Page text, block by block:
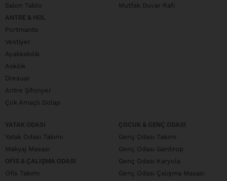
Salon Tablo
ANTRE & HOL
Portmanto
Vestiyer
Ayakkabılık
Askılık
Dresuar
Antre Şifonyer
Çok Amaçlı Dolap
Mutfak Duvar Rafı
YATAK ODASI
Yatak Odası Takımı
Makyaj Masası
OFIS & ÇALIŞMA ODASI
Ofis Takımı
ÇOCUK & GENÇ ODASI
Genç Odası Takımı
Genç Odası Gardırop
Genç Odası Karyola
Genç Odası Çalışma Masası